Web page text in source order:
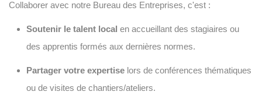
Collaborer avec notre Bureau des Entreprises, c'est :
Soutenir le talent local en accueillant des stagiaires ou
des apprentis formés aux dernières normes.
Partager votre expertise lors de conférences thématiques
ou de visites de chantiers/ateliers.